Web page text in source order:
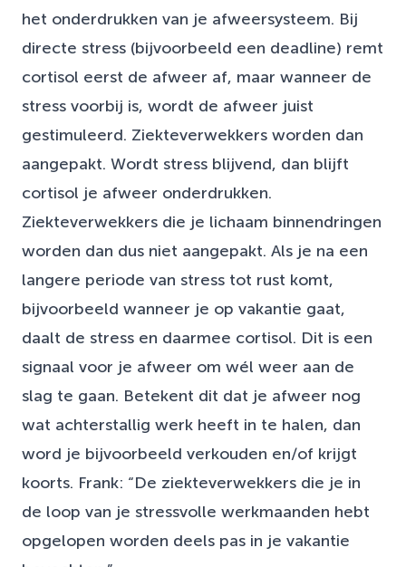
het onderdrukken van je afweersysteem. Bij
directe stress (bijvoorbeeld een deadline) remt
cortisol eerst de afweer af, maar wanneer de
stress voorbij is, wordt de afweer juist
gestimuleerd. Ziekteverwekkers worden dan
aangepakt. Wordt stress blijvend, dan blijft
cortisol je afweer onderdrukken.
Ziekteverwekkers die je lichaam binnendringen
worden dan dus niet aangepakt. Als je na een
langere periode van stress tot rust komt,
bijvoorbeeld wanneer je op vakantie gaat,
daalt de stress en daarmee cortisol. Dit is een
signaal voor je afweer om wél weer aan de
slag te gaan. Betekent dit dat je afweer nog
wat achterstallig werk heeft in te halen, dan
word je bijvoorbeeld verkouden en/of krijgt
koorts. Frank: “De ziekteverwekkers die je in
de loop van je stressvolle werkmaanden hebt
opgelopen worden deels pas in je vakantie